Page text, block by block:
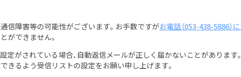
信障害等の可能性がございます。お手数ですがお電話（053-438-5886）
ができません。
定がされている場合、自動返信メールが正しく届かないことがあります。
きるよう受信リストの設定をお願い申し上げます。